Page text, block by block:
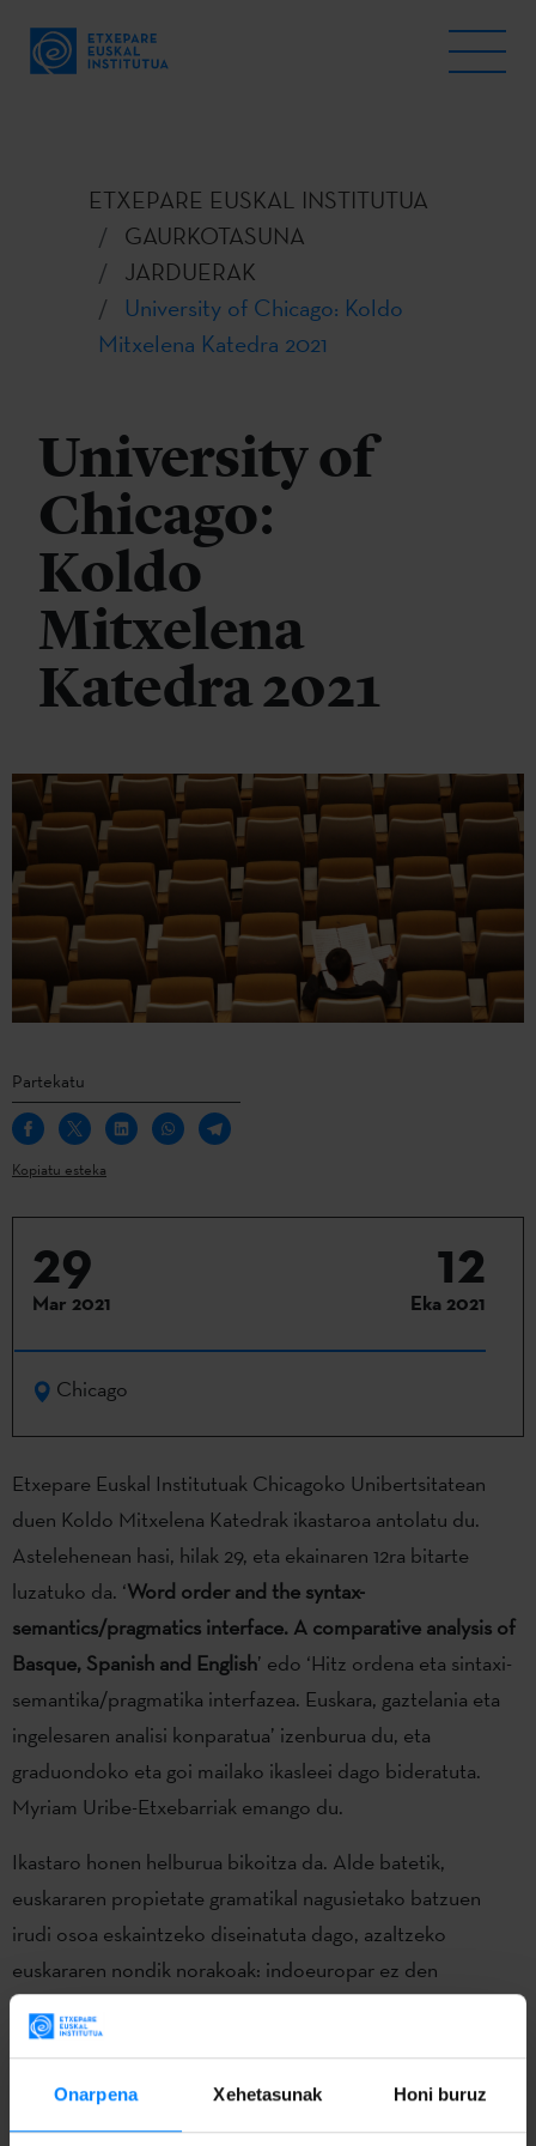
Onarpena Xehetasunak Honi buruz
ETXEPARE EUSKAL INSTITUTUA
GAURKOTASUNA
JARDUERAK
University of Chicago: Koldo
Mitxelena Katedra 2021
University of
Chicago:
Koldo
Mitxelena
Katedra 2021
Partekatu
Kopiatu esteka
29
Mar 2021
12
Eka 2021
Chicago
Etxepare Euskal Institutuak Chicagoko Unibertsitatean
duen Koldo Mitxelena Katedrak ikastaroa antolatu du.
Astelehenean hasi, hilak 29, eta ekainaren 12ra bitarte
luzatuko da. ‘Word order and the syntax-
semantics/pragmatics interface. A comparative analysis of
Basque, Spanish and English’ edo ‘Hitz ordena eta sintaxi-
semantika/pragmatika interfazea. Euskara, gaztelania eta
ingelesaren analisi konparatua’ izenburua du, eta
graduondoko eta goi mailako ikasleei dago bideratuta.
Myriam Uribe-Etxebarriak emango du.
Ikastaro honen helburua bikoitza da. Alde batetik,
euskararen propietate gramatikal nagusietako batzuen
irudi osoa eskaintzeko diseinatuta dago, azaltzeko
euskararen nondik norakoak: indoeuropar ez den
hizkuntza gutxitua, lurralde txiki batean hitz egiten dena,
zatituta Frantzia eta Espainiaren arteko mendebaldeko
Bestalde, hitzaren ordenarekin eta sintaxi-semantika /